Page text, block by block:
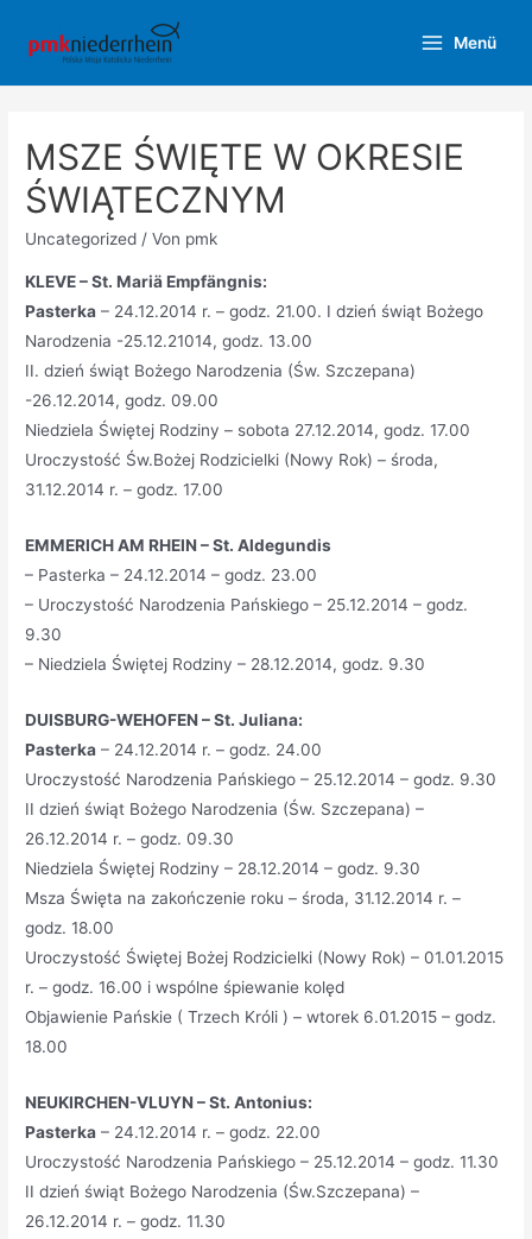
Inhalt
Menü
MSZE ŚWIĘTE W OKRESIE
ŚWIĄTECZNYM
Uncategorized / Von pmk
KLEVE – St. Mariä Empfängnis:
Pasterka – 24.12.2014 r. – godz. 21.00. I dzień świąt Bożego
Narodzenia -25.12.21014, godz. 13.00
II. dzień świąt Bożego Narodzenia (Św. Szczepana)
-26.12.2014, godz. 09.00
Niedziela Świętej Rodziny – sobota 27.12.2014, godz. 17.00
Uroczystość Św.Bożej Rodzicielki (Nowy Rok) – środa,
31.12.2014 r. – godz. 17.00
EMMERICH AM RHEIN – St. Aldegundis
– Pasterka – 24.12.2014 – godz. 23.00
– Uroczystość Narodzenia Pańskiego – 25.12.2014 – godz.
9.30
– Niedziela Świętej Rodziny – 28.12.2014, godz. 9.30
DUISBURG-WEHOFEN – St. Juliana:
Pasterka – 24.12.2014 r. – godz. 24.00
Uroczystość Narodzenia Pańskiego – 25.12.2014 – godz. 9.30
II dzień świąt Bożego Narodzenia (Św. Szczepana) –
26.12.2014 r. – godz. 09.30
Niedziela Świętej Rodziny – 28.12.2014 – godz. 9.30
Msza Święta na zakończenie roku – środa, 31.12.2014 r. –
godz. 18.00
Uroczystość Świętej Bożej Rodzicielki (Nowy Rok) – 01.01.2015
r. – godz. 16.00 i wspólne śpiewanie kolęd
Objawienie Pańskie ( Trzech Króli ) – wtorek 6.01.2015 – godz.
18.00
NEUKIRCHEN-VLUYN – St. Antonius:
Pasterka – 24.12.2014 r. – godz. 22.00
Uroczystość Narodzenia Pańskiego – 25.12.2014 – godz. 11.30
II dzień świąt Bożego Narodzenia (Św.Szczepana) –
26.12.2014 r. – godz. 11.30